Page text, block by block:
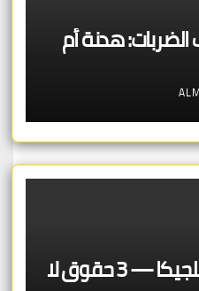
هدنة أم
فلسطيني غزة في بلجيكا — 3 حقوق لا